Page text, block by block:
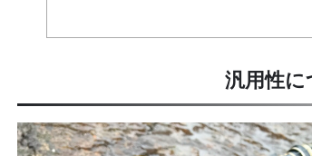
汎用性に